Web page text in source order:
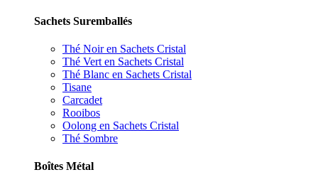
Sachets Suremballés
Thé Noir en Sachets Cristal
Thé Vert en Sachets Cristal
Thé Blanc en Sachets Cristal
Tisane
Carcadet
Rooibos
Oolong en Sachets Cristal
Thé Sombre
Boîtes Métal